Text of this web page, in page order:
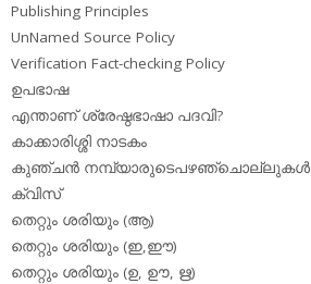
Publishing Principles
UnNamed Source Policy
Verification Fact-checking Policy
ഉപഭാഷ
എന്താണ് ശ്രേഷ്ഠഭാഷാ പദവി?
കാക്കാരിശ്ശി നാടകം
കുഞ്ചന്‍ നമ്പ്യാരുടെപഴഞ്ചൊല്ലുകള്‍
ക്വിസ്
തെറ്റും ശരിയും (ആ)
തെറ്റും ശരിയും (ഇ,ഈ)
തെറ്റും ശരിയും (ഉ, ഊ, ഋ)